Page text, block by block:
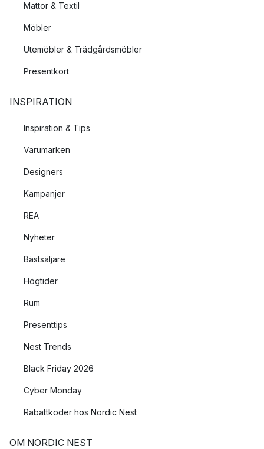
Mattor & Textil
Möbler
Utemöbler & Trädgårdsmöbler
Presentkort
INSPIRATION
Inspiration & Tips
Varumärken
Designers
Kampanjer
REA
Nyheter
Bästsäljare
Högtider
Rum
Presenttips
Nest Trends
Black Friday 2026
Cyber Monday
Rabattkoder hos Nordic Nest
OM NORDIC NEST